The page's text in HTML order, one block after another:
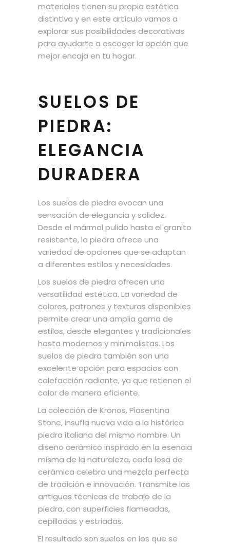
materiales tienen su propia estética
distintiva y en este artículo vamos a
explorar sus posibilidades decorativas
para ayudarte a escoger la opción que
mejor encaja en tu hogar.
SUELOS DE
PIEDRA:
ELEGANCIA
DURADERA
Los suelos de piedra evocan una
sensación de elegancia y solidez.
Desde el mármol pulido hasta el granito
resistente, la piedra ofrece una
variedad de opciones que se adaptan
a diferentes estilos y necesidades.
Los suelos de piedra ofrecen una
versatilidad estética. La variedad de
colores, patrones y texturas disponibles
permite crear una amplia gama de
estilos, desde elegantes y tradicionales
hasta modernos y minimalistas. Los
suelos de piedra también son una
excelente opción para espacios con
calefacción radiante, ya que retienen el
calor de manera eficiente.
La colección de Kronos, Piasentina
Stone, insufla nueva vida a la histórica
piedra italiana del mismo nombre. Un
diseño cerámico inspirado en la esencia
misma de la naturaleza, cada losa de
cerámica celebra una mezcla perfecta
de tradición e innovación. Transmite las
antiguas técnicas de trabajo de la
piedra, con superficies flameadas,
cepilladas y estriadas.
El resultado son suelos en los que se